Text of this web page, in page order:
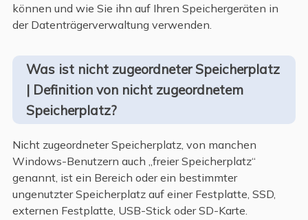
können und wie Sie ihn auf Ihren Speichergeräten in
der Datenträgerverwaltung verwenden.
Was ist nicht zugeordneter Speicherplatz
| Definition von nicht zugeordnetem
Speicherplatz?
Nicht zugeordneter Speicherplatz, von manchen
Windows-Benutzern auch „freier Speicherplatz“
genannt, ist ein Bereich oder ein bestimmter
ungenutzter Speicherplatz auf einer Festplatte, SSD,
externen Festplatte, USB-Stick oder SD-Karte.